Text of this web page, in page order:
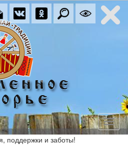
поддержки и заботы!